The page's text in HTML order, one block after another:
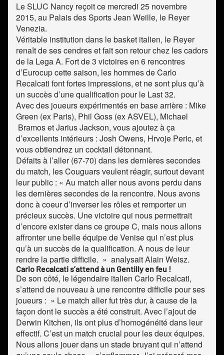
Le SLUC Nancy reçoit ce mercredi 25 novembre
2015, au Palais des Sports Jean Weille, le Reyer
Venezia.
Véritable institution dans le basket italien, le Reyer
renaît de ses cendres et fait son retour chez les cadors
de la Lega A. Fort de 3 victoires en 6 rencontres
d’Eurocup cette saison, les hommes de Carlo
Recalcati font fortes impressions, et ne sont plus qu’à
un succès d’une qualification pour le Last 32.
Avec des joueurs expérimentés en base arrière : Mike
Green (ex Paris), Phil Goss (ex ASVEL), Michael
Bramos et Jarius Jackson, vous ajoutez à ça
d’excellents intérieurs : Josh Owens, Hrvoje Peric, et
vous obtiendrez un cocktail détonnant.
Défaits à l’aller (67-70) dans les dernières secondes
du match, les Couguars veulent réagir, surtout devant
leur public : « Au match aller nous avons perdu dans
les dernières secondes de la rencontre. Nous avons
donc à coeur d’inverser les rôles et remporter un
précieux succès. Une victoire qui nous permettrait
d’encore exister dans ce groupe C, mais nous allons
affronter une belle équipe de Venise qui n’est plus
qu’à un succès de la qualification. A nous de leur
rendre la partie difficile. » analysait Alain Weisz.
Carlo Recalcati s’attend à un Gentilly en feu !
De son côté, le légendaire italien Carlo Recalcati,
s’attend de nouveau à une rencontre difficile pour ses
joueurs : » Le match aller fut très dur, à cause de la
façon dont le succès a été construit. Avec l’ajout de
Derwin Kitchen, ils ont plus d’homogénéité dans leur
effectif. C’est un match crucial pour les deux équipes.
Nous allons jouer dans un stade bruyant qui n’attend